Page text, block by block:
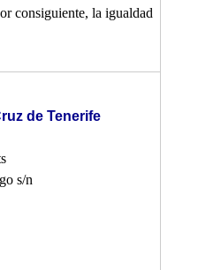
consiguiente, la igualdad
de Tenerife
s/n